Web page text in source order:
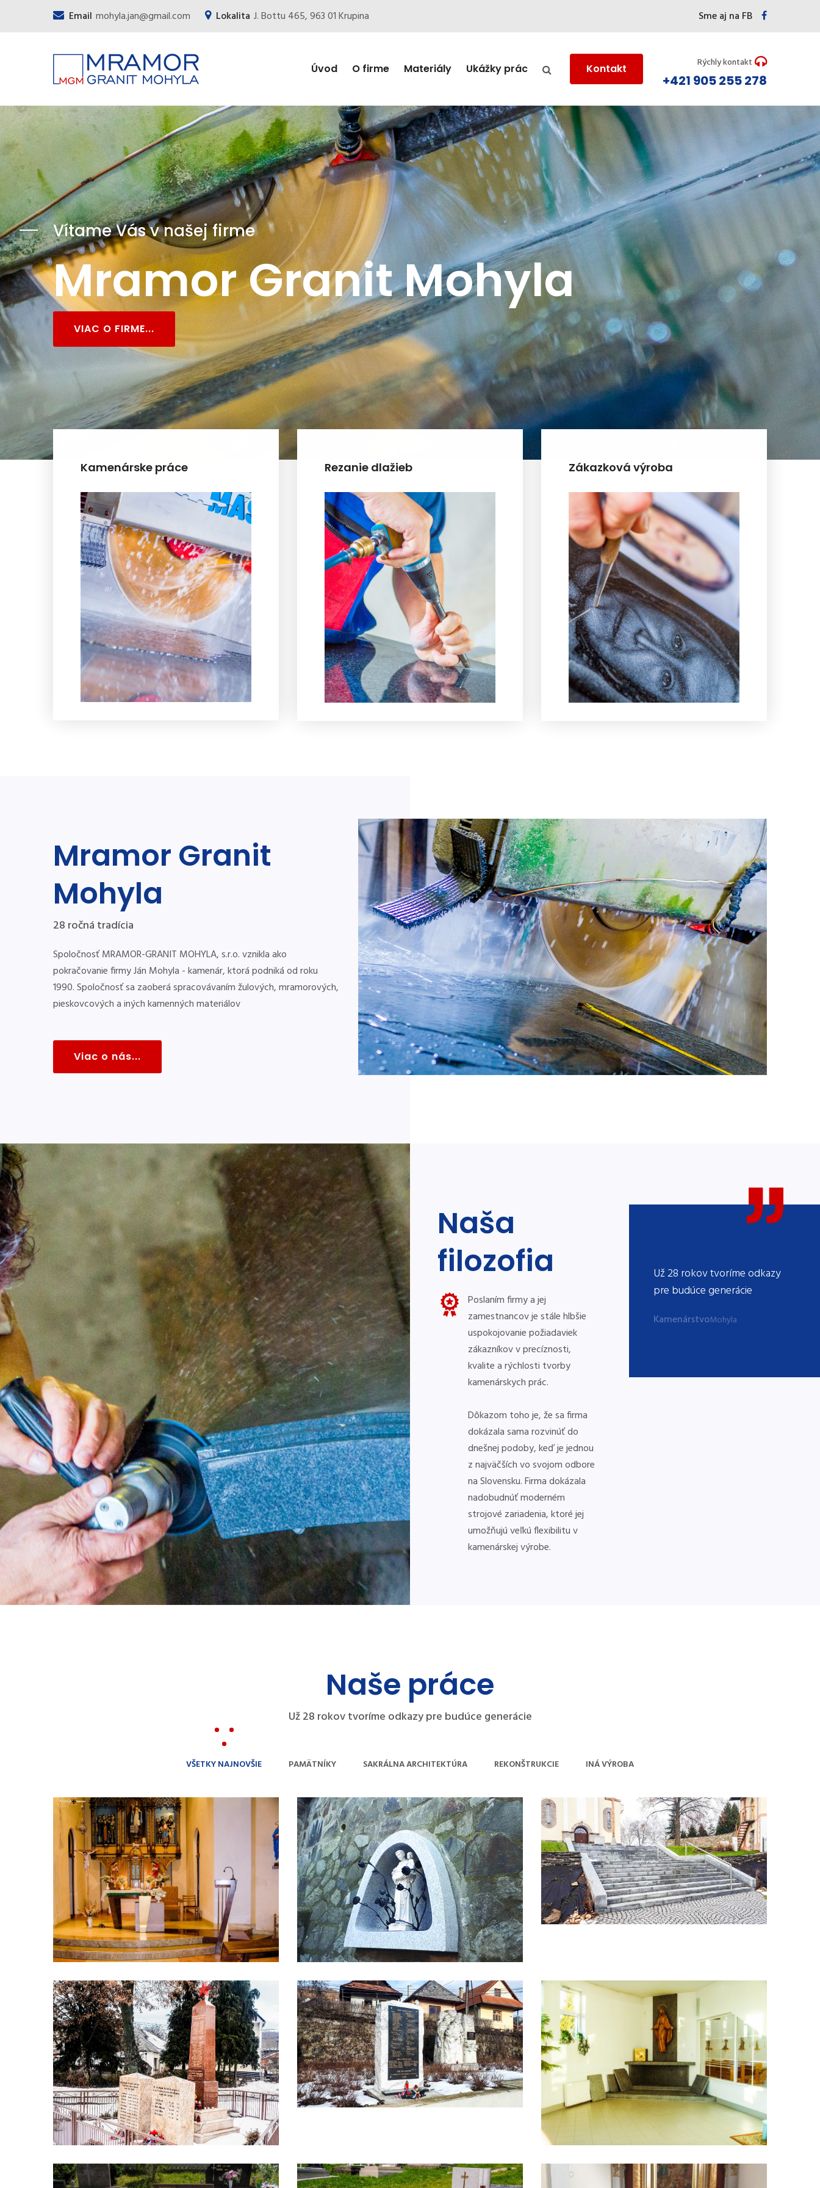
Email mohyla.jan@gmail.com Lokalita J. Bottu 465, 963 01 Krupina Sme aj na FB
Úvod O firme Materiály Ukážky prác Rýchly kontakt
+421 905 255 278
Kontakt
Vítame Vás v našej firme
Mramor Granit Mohyla
VIAC O FIRME...
Kamenárske práce Rezanie dlažieb Zákazková výroba
Mramor Granit
Mohyla
28 ročná tradícia
Spoločnosť MRAMOR-GRANIT MOHYLA, s.r.o. vznikla ako
pokračovanie firmy Ján Mohyla - kamenár, ktorá podniká od roku
1990. Spoločnosť sa zaoberá spracovávaním žulových, mramorových,
pieskovcových a iných kamenných materiálov
Viac o nás...
Naša
filozofia
Poslaním firmy a jej
zamestnancov je stále hlbšie
uspokojovanie požiadaviek
zákazníkov v precíznosti,
kvalite a rýchlosti tvorby
kamenárskych prác.
Dôkazom toho je, že sa firma
dokázala sama rozvinúť do
dnešnej podoby, keď je jednou
z najväčších vo svojom odbore
na Slovensku. Firma dokázala
nadobudnúť moderném
strojové zariadenia, ktoré jej
umožňujú veľkú flexibilitu v
kamenárskej výrobe.
Už 28 rokov tvoríme odkazy
pre budúce generácie
Kamenárstvo Mohyla
Už 28 rokov tvoríme odkazy
KamenárstvoMohyla
Už 28 rokov tvoríme odkazy
pre budúce generácie
KamenárstvoMohyla
Naše práce
Už 28 rokov tvoríme odkazy pre budúce generácie
VŠETKY NAJNOVŠIE PAMÄTNÍKY SAKRÁLNA ARCHITEKTÚRA REKONŠTRUKCIE INÁ VÝROBA